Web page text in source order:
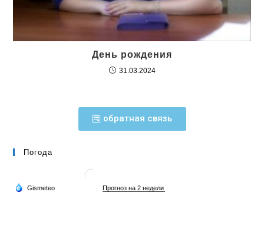
День рождения
31.03.2024
обратная связь
Погода